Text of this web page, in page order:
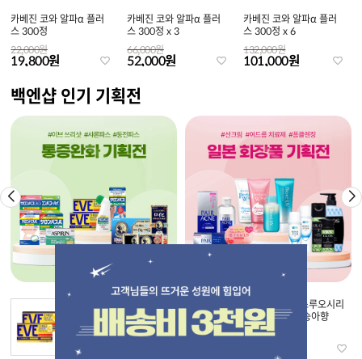
카베진 코와 알파α 플러
스 300정
22,000원
19,800원
카베진 코와 알파α 플러
스 300정 x 3
66,000원
52,000원
카베진 코와 알파α 플러
스 300정 x 6
132,000원
101,000원
백엔샵 인기 기획전
리샷 프리미엄 x 2 (30정
27,000원
24,000원
[펠리칸] 코이스루오시리
엉덩이비누 복숭아향